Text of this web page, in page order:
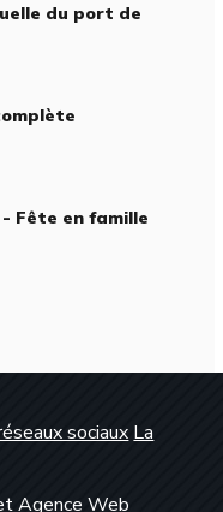
du port de
Fête en famille
sociaux La
Agence Web